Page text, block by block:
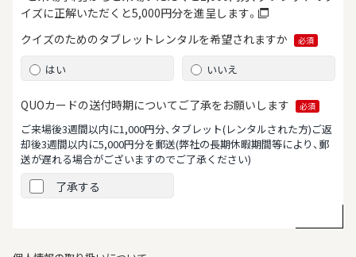
イズに正解いただくと5,000円分を進呈します。
クイズのためのタブレット レンタルを希望されますか 必須
はい いいえ
QUOカードの送付時期について ご了承をお願いします 必須
ご来場後3週間以内に1,000円分、タブレット(レンタルされた方)ご返
却後3週間以内に5,000円分を郵送(弊社の長期休暇期間等により、郵
送が遅れる場合がございますのでご了承ください)
了承する